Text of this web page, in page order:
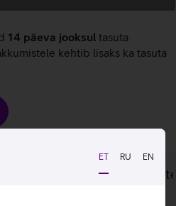
ET RU EN
14 päeva jooksul tasuta
kehtib lisaks ka tasuta
andmed